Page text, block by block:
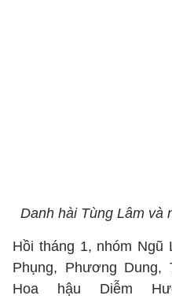
Danh hài Tùng Lâm và
Hồi tháng 1, nhóm Ngũ
Phụng, Phương
Hoa hậu Diễm